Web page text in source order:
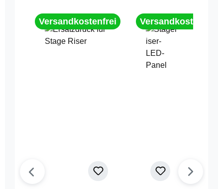
Versandkostenfrei Versandkostenfrei